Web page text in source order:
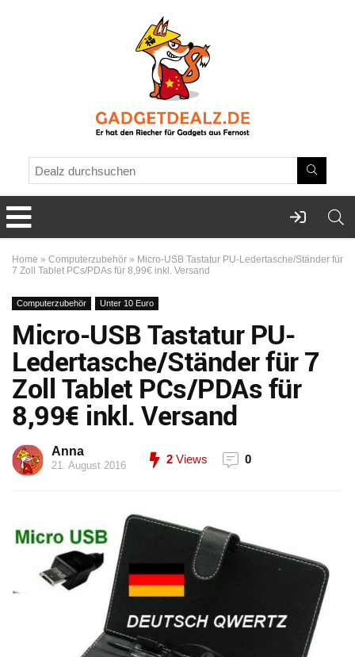
Home » Computerzubehör » Micro-USB Tastatur PU-Ledertasche/Ständer für
7 Zoll Tablet PCs/PDAs für 8,99€ inkl. Versand
Computerzubehör Unter 10 Euro
Micro-USB Tastatur PU-
Ledertasche/Ständer für 7
Zoll Tablet PCs/PDAs für
8,99€ inkl. Versand
Anna
21. August 2016 2 Views 0